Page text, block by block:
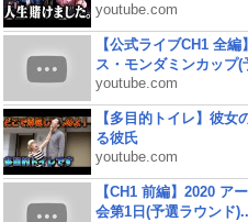
youtube.com
【公式ライブCH1 全
ス・モンダミンカップ(
youtube.com
【多目的トイレ】彼女
る彼氏
youtube.com
【CH1 前編】2020 ア
会第1日(予選ラウンド